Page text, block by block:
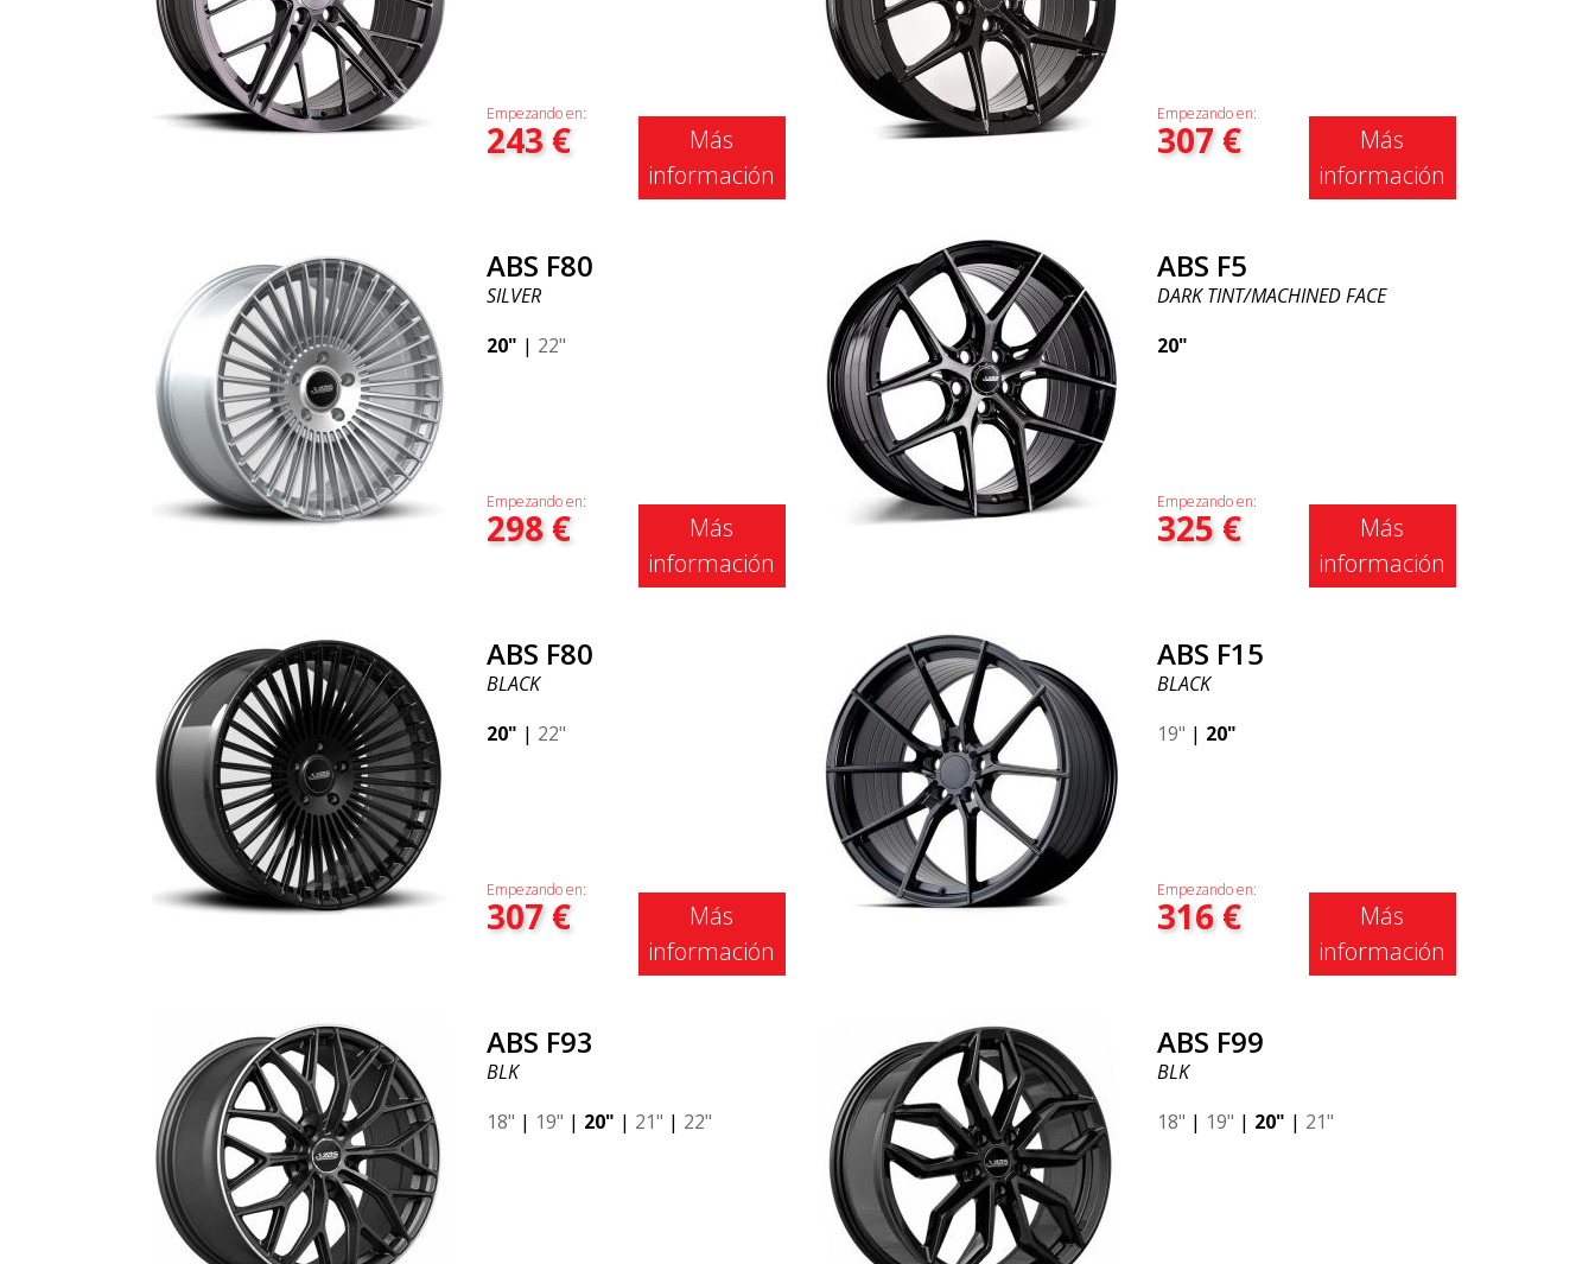
Empezando en:
243€
Más
información
Empezando en:
307€
Más
información
ABS F80
SILVER
20" | 22"
Empezando en:
298€
Más
información
ABS F5
DARK TINT/MACHINED FACE
20"
Empezando en:
325€
Más
información
ABS F80
BLACK
20" | 22"
Empezando en:
307€
Más
información
ABS F15
BLACK
19" | 20"
Empezando en:
316€
Más
información
ABS F93
BLK
18" | 19" | 20" | 21" | 22"
ABS F99
BLK
18" | 19" | 20" | 21"